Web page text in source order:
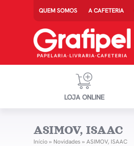
QUEM SOMOS A CAFETERIA
LOJA ONLINE
ASIMOV, ISAAC
Início» Novidades » ASIMOV, ISAAC